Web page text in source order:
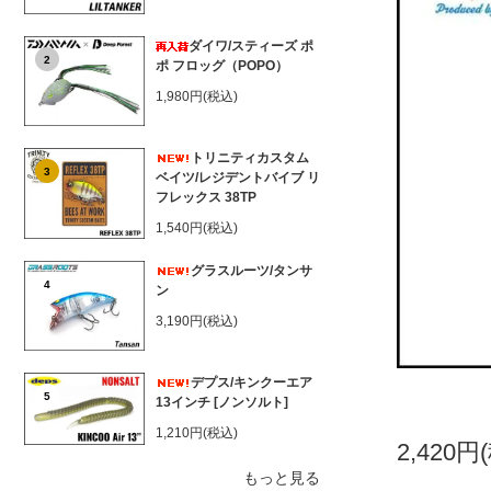
2
ダイワ/スティーズ ポ
ポ フロッグ（POPO）
1,980円(税込)
3
トリニティカスタム
ベイツ/レジデントバイブ リ
フレックス 38TP
1,540円(税込)
4
グラスルーツ/タンサ
ン
3,190円(税込)
5
デプス/キンクーエア
13インチ [ノンソルト]
1,210円(税込)
もっと見る
2,420円